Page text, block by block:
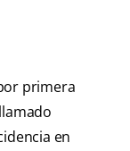
primera
en